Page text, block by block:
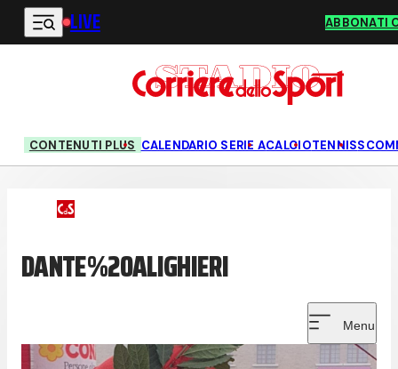
Vai al contenuto principale
LIVE ABBONATI
CONTENUTI PLUS CALENDARIO SERIE ACALCIOTENNIS
DANTE%20ALIGHIERI
Menu